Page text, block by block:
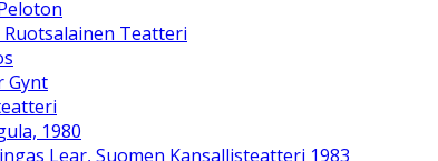
Teatteri
Gynt
1980
Lear, Suomen Kansallisteatteri 1983